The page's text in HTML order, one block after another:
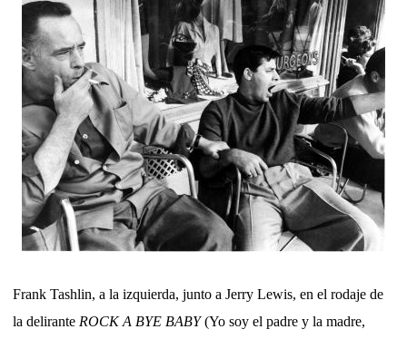
Frank Tashlin, a la izquierda, junto a Jerry Lewis, en el rodaje de
la delirante ROCK A BYE BABY(Yo soy el padre y la madre,